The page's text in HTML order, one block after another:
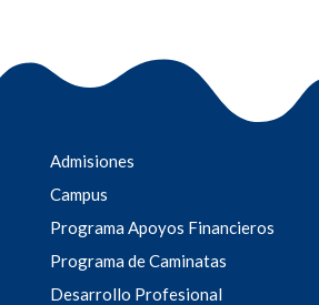
Admisiones
Campus
Programa Apoyos Financieros
Programa de Caminatas
Desarrollo Profesional